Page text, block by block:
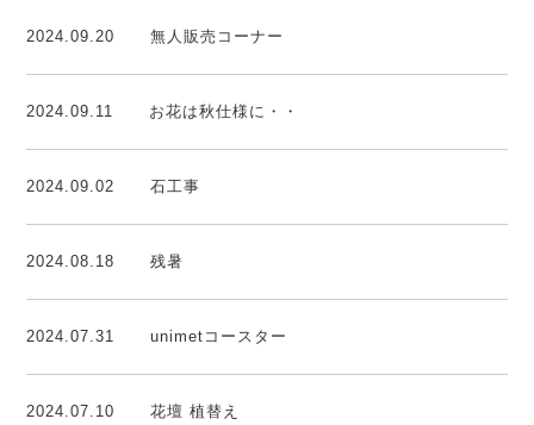
2024.09.20 無人販売コーナー
2024.09.11 お花は秋仕様に・・
2024.09.02 石工事
2024.08.18 残暑
2024.07.31 unimetコースター
2024.07.10 花壇 植替え